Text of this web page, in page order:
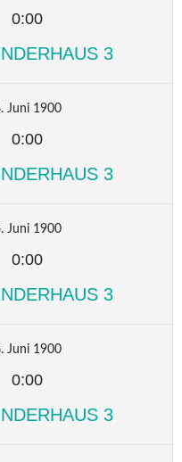
0:00
3
Juni 1900
0:00
3
Juni 1900
0:00
3
Juni 1900
0:00
3